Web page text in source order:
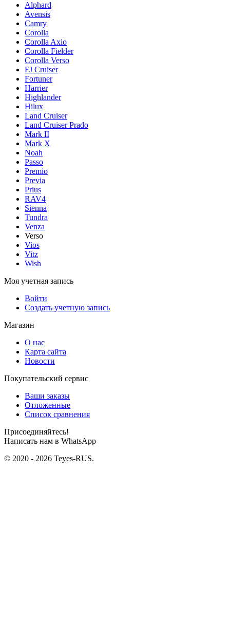
Alphard
Avensis
Camry
Corolla
Corolla Axio
Corolla Fielder
Corolla Verso
FJ Cruiser
Fortuner
Harrier
Highlander
Hilux
Land Cruiser
Land Cruiser Prado
Mark II
Mark X
Noah
Passo
Premio
Previa
Prius
RAV4
Sienna
Tundra
Venza
Verso
Vios
Vitz
Wish
Моя учетная запись
Войти
Создать учетную запись
Магазин
О нас
Карта сайта
Новости
Покупательский сервис
Ваши заказы
Отложенные
Список сравнения
Присоединяйтесь!
Написать нам в WhatsApp
© 2020 - 2026 Teyes-RUS.